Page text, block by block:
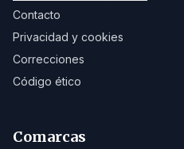
Contacto
Privacidad y cookies
Correcciones
Código ético
Comarcas